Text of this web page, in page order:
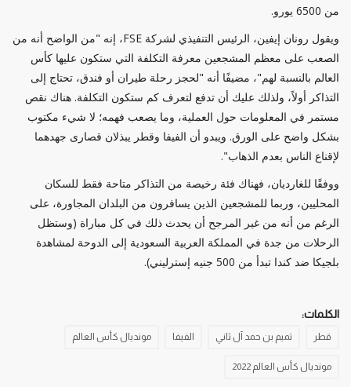
من 6500 يورو.
ويقول رونان إيفين، الرئيس التنفيذي لشركة FSE، إنه "من الواضح أنه من
الصعب على معظم المشجعين معرفة التكلفة التي ستكون عليها كأس
العالم بالنسبة لهم"، مضيفًا أنه "لحجز رحلة طيران أو فندق، تحتاج إلى
التذاكر أولاً، ولذلك عليك أن تدفع لتعرف كم ستكون التكلفة. هناك نقص
مستمر في المعلومات حول العملية، وما يصعب فهمه؛ لا شيء مكتوب
بشكل واضح على الورق. ويبدو أن الفيفا وقطر يبذلان قصارى جهدهما
لإقناع الناس بعدم الذهاب".
ووفقًا للغارديان، فهناك فئة رخيصة من التذاكر متاحة فقط للسكان
المحليين، وربما للمشجعين الذين يسافرون من البلدان المجاورة، على
الرغم من أنه من غير المرجح أن يحدث ذلك في كل مباراة (وستظل
الرحلات من جدة في المملكة العربية السعودية إلى الدوحة لمشاهدة
بلجيكا ضد كندا تبدأ من 500 جنيه إسترليني).
الكلمات:
قطر تميم بن حمد آل ثاني الفيفا مونديال كأس العالم
مونديال كأس العالم 2022